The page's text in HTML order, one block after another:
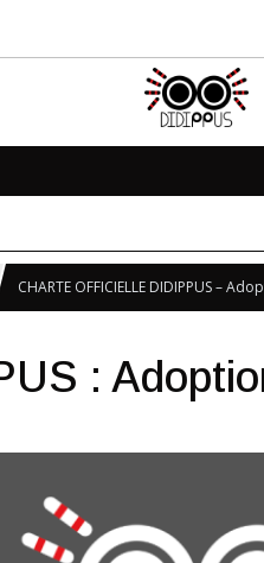
CHARTE OFFICIELLE DIDIPPUS –
: